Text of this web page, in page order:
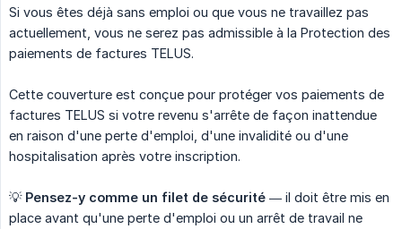
Si vous êtes déjà sans emploi ou que vous ne travaillez pas
actuellement, vous ne serez pas admissible à la Protection des
paiements de factures TELUS.
Cette couverture est conçue pour protéger vos paiements de
factures TELUS si votre revenu s'arrête de façon inattendue
en raison d'une perte d'emploi, d'une invalidité ou d'une
hospitalisation après votre inscription.
💡 Pensez-y comme un filet de sécurité — il doit être mis en
place avant qu'une perte d'emploi ou un arrêt de travail ne